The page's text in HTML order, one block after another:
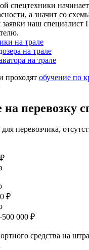
спецтехники
а значит со
наш специалист
проходят обучение по
перевозку
перевозчика,
₽
000 ₽
средства на